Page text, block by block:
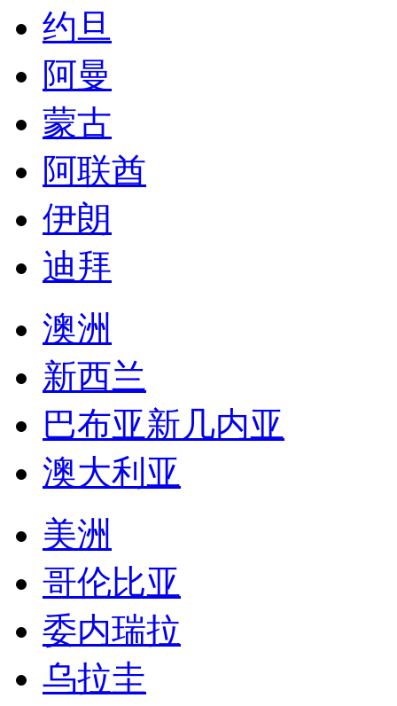
约旦
阿曼
蒙古
阿联酋
伊朗
迪拜
澳洲
新西兰
巴布亚新几内亚
澳大利亚
美洲
哥伦比亚
委内瑞拉
乌拉圭